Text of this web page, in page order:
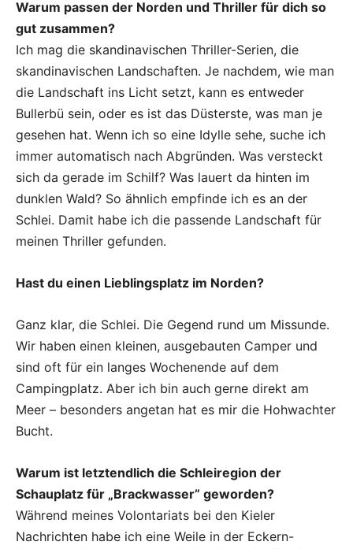
Warum passen der Norden und Thriller für dich so
gut zusammen?
Ich mag die skandinavischen Thriller-Serien, die
skandinavischen Landschaften. Je nachdem, wie man
die Landschaft ins Licht setzt, kann es entweder
Bullerbü sein, oder es ist das Düsterste, was man je
gesehen hat. Wenn ich so eine Idylle sehe, suche ich
immer automatisch nach Abgründen. Was versteckt
sich da gerade im Schilf? Was lauert da hinten im
dunklen Wald? So ähnlich empfinde ich es an der
Schlei. Damit habe ich die passende Landschaft für
meinen Thriller gefunden.
Hast du einen Lieblingsplatz im Norden?
Ganz klar, die Schlei. Die Gegend rund um Missunde.
Wir haben einen kleinen, ausgebauten Camper und
sind oft für ein langes Wochenende auf dem
Campingplatz. Aber ich bin auch gerne direkt am
Meer – besonders angetan hat es mir die Hohwachter
Bucht.
Warum ist letztendlich die Schleiregion der
Schauplatz für „Brackwasser” geworden?
Während meines Volontariats bei den Kieler
Nachrichten habe ich eine Weile in der Eckern-